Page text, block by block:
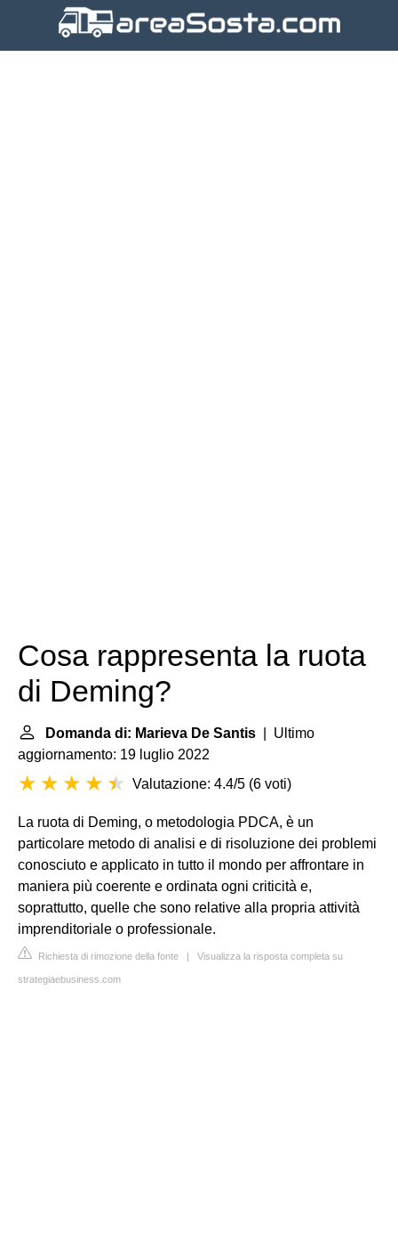
Cosa rappresenta la ruota
di Deming?
Domanda di: Marieva De Santis | Ultimo
aggiornamento: 19 luglio 2022
Valutazione: 4.4/5 (6 voti)
La ruota di Deming, o metodologia PDCA, è un
particolare metodo di analisi e di risoluzione dei problemi
conosciuto e applicato in tutto il mondo per affrontare in
maniera più coerente e ordinata ogni criticità e,
soprattutto, quelle che sono relative alla propria attività
imprenditoriale o professionale.
Richiesta di rimozione della fonte | Visualizza la risposta completa su
strategiaebusiness.com